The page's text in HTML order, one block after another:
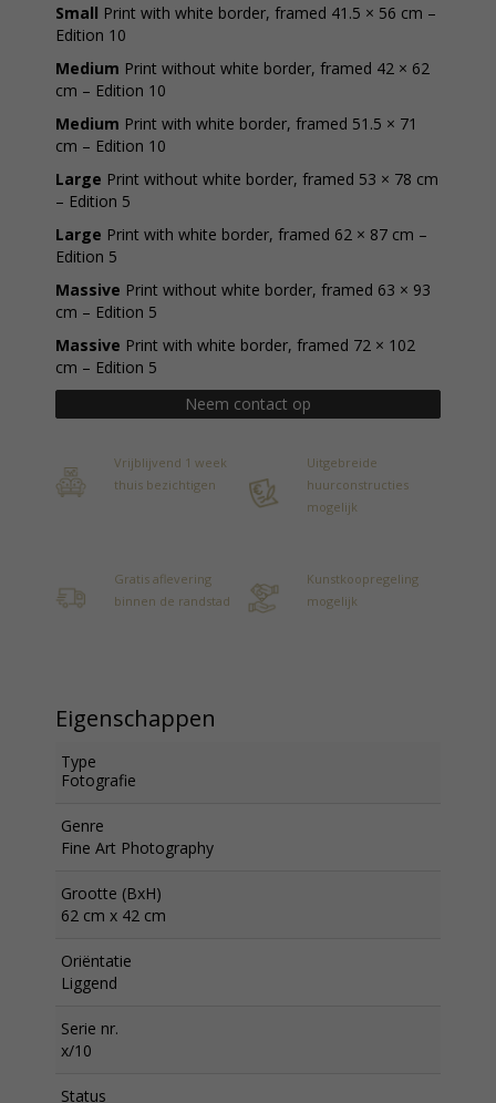
Small Print with white border, framed 41.5 × 56 cm –
Edition 10
Medium Print without white border, framed 42 × 62
cm – Edition 10
Medium Print with white border, framed 51.5 × 71
cm – Edition 10
Large Print without white border, framed 53 × 78 cm
– Edition 5
Large Print with white border, framed 62 × 87 cm –
Edition 5
Massive Print without white border, framed 63 × 93
cm – Edition 5
Massive Print with white border, framed 72 × 102
cm – Edition 5
Neem contact op
Vrijblijvend 1 week
thuis bezichtigen
Uitgebreide
huurconstructies
mogelijk
Gratis aflevering
binnen de randstad
Kunstkoopregeling
mogelijk
Eigenschappen
Type
Fotografie
Genre
Fine Art Photography
Grootte (BxH)
62 cm x 42 cm
Oriëntatie
Liggend
Serie nr.
x/10
Status